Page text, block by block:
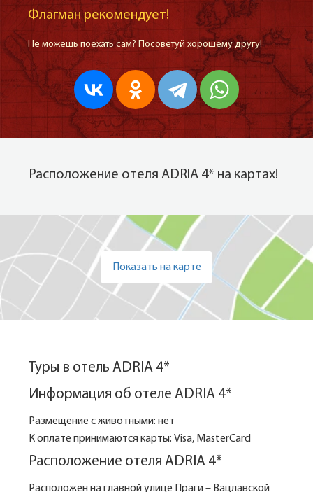
Флагман рекомендует!
Не можешь поехать сам? Посоветуй хорошему другу!
Расположение отеля ADRIA 4* на картах!
Показать на карте
Туры в отель ADRIA 4*
Информация об отеле ADRIA 4*
Размещение с животными: нет
К оплате принимаются карты: Visa, MasterCard
Расположение отеля ADRIA 4*
Расположен на главной улице Праги – Вацлавской